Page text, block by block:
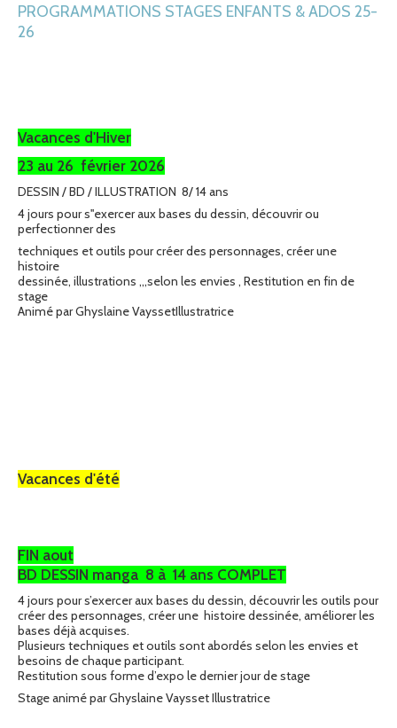
PROGRAMMATIONS STAGES ENFANTS & ADOS 25-
26
Vacances d'Hiver
23 au 26 février 2026
DESSIN / BD / ILLUSTRATION 8/ 14 ans
4 jours pour s''exercer aux bases du dessin, découvrir ou
perfectionner des
techniques et outils pour créer des personnages, créer une
histoire
dessinée, illustrations ,,,selon les envies , Restitution en fin de
stage
Animé par Ghyslaine VayssetIllustratrice
Vacances d'été
FIN aout
BD DESSIN manga 8 à 14 ans COMPLET
4 jours pour s’exercer aux bases du dessin, découvrir les outils pour
créer des personnages, créer une histoire dessinée, améliorer les
bases déjà acquises.
Plusieurs techniques et outils sont abordés selon les envies et
besoins de chaque participant.
Restitution sous forme d’expo le dernier jour de stage
Stage animé par Ghyslaine Vaysset Illustratrice